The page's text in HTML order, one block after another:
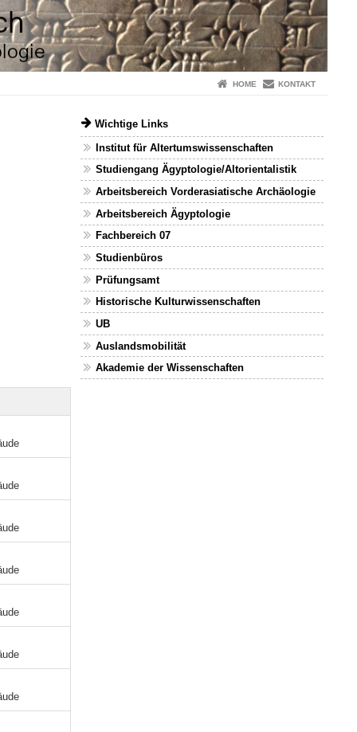
HOME KONTAKT
Wichtige Links
Institut für Altertumswissenschaften
Studiengang Ägyptologie/Altorientalistik
Arbeitsbereich Vorderasiatische Archäologie
Arbeitsbereich Ägyptologie
Fachbereich 07
Studienbüros
Prüfungsamt
Historische Kulturwissenschaften
UB
Auslandsmobilität
Akademie der Wissenschaften